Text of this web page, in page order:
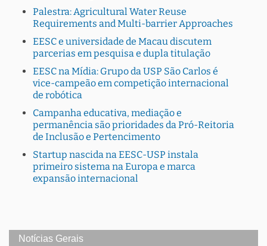
Palestra: Agricultural Water Reuse
Requirements and Multi-barrier Approaches
EESC e universidade de Macau discutem
parcerias em pesquisa e dupla titulação
EESC na Mídia: Grupo da USP São Carlos é
vice-campeão em competição internacional
de robótica
Campanha educativa, mediação e
permanência são prioridades da Pró-Reitoria
de Inclusão e Pertencimento
Startup nascida na EESC-USP instala
primeiro sistema na Europa e marca
expansão internacional
Notícias Gerais